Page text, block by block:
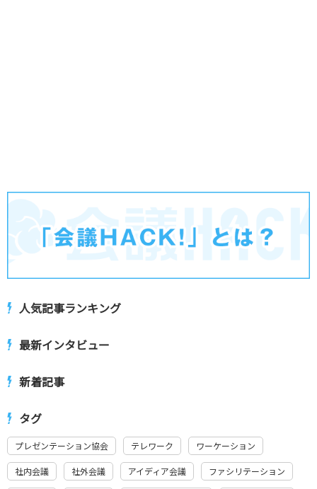
人気記事ランキング
最新インタビュー
新着記事
タグ
プレゼンテーション協会 テレワーク ワーケーション
社内会議 社外会議 アイディア会議 ファシリテーション